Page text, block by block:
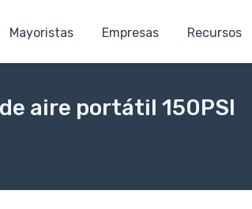
Mayoristas Empresas Recursos
aire portátil 150PSI